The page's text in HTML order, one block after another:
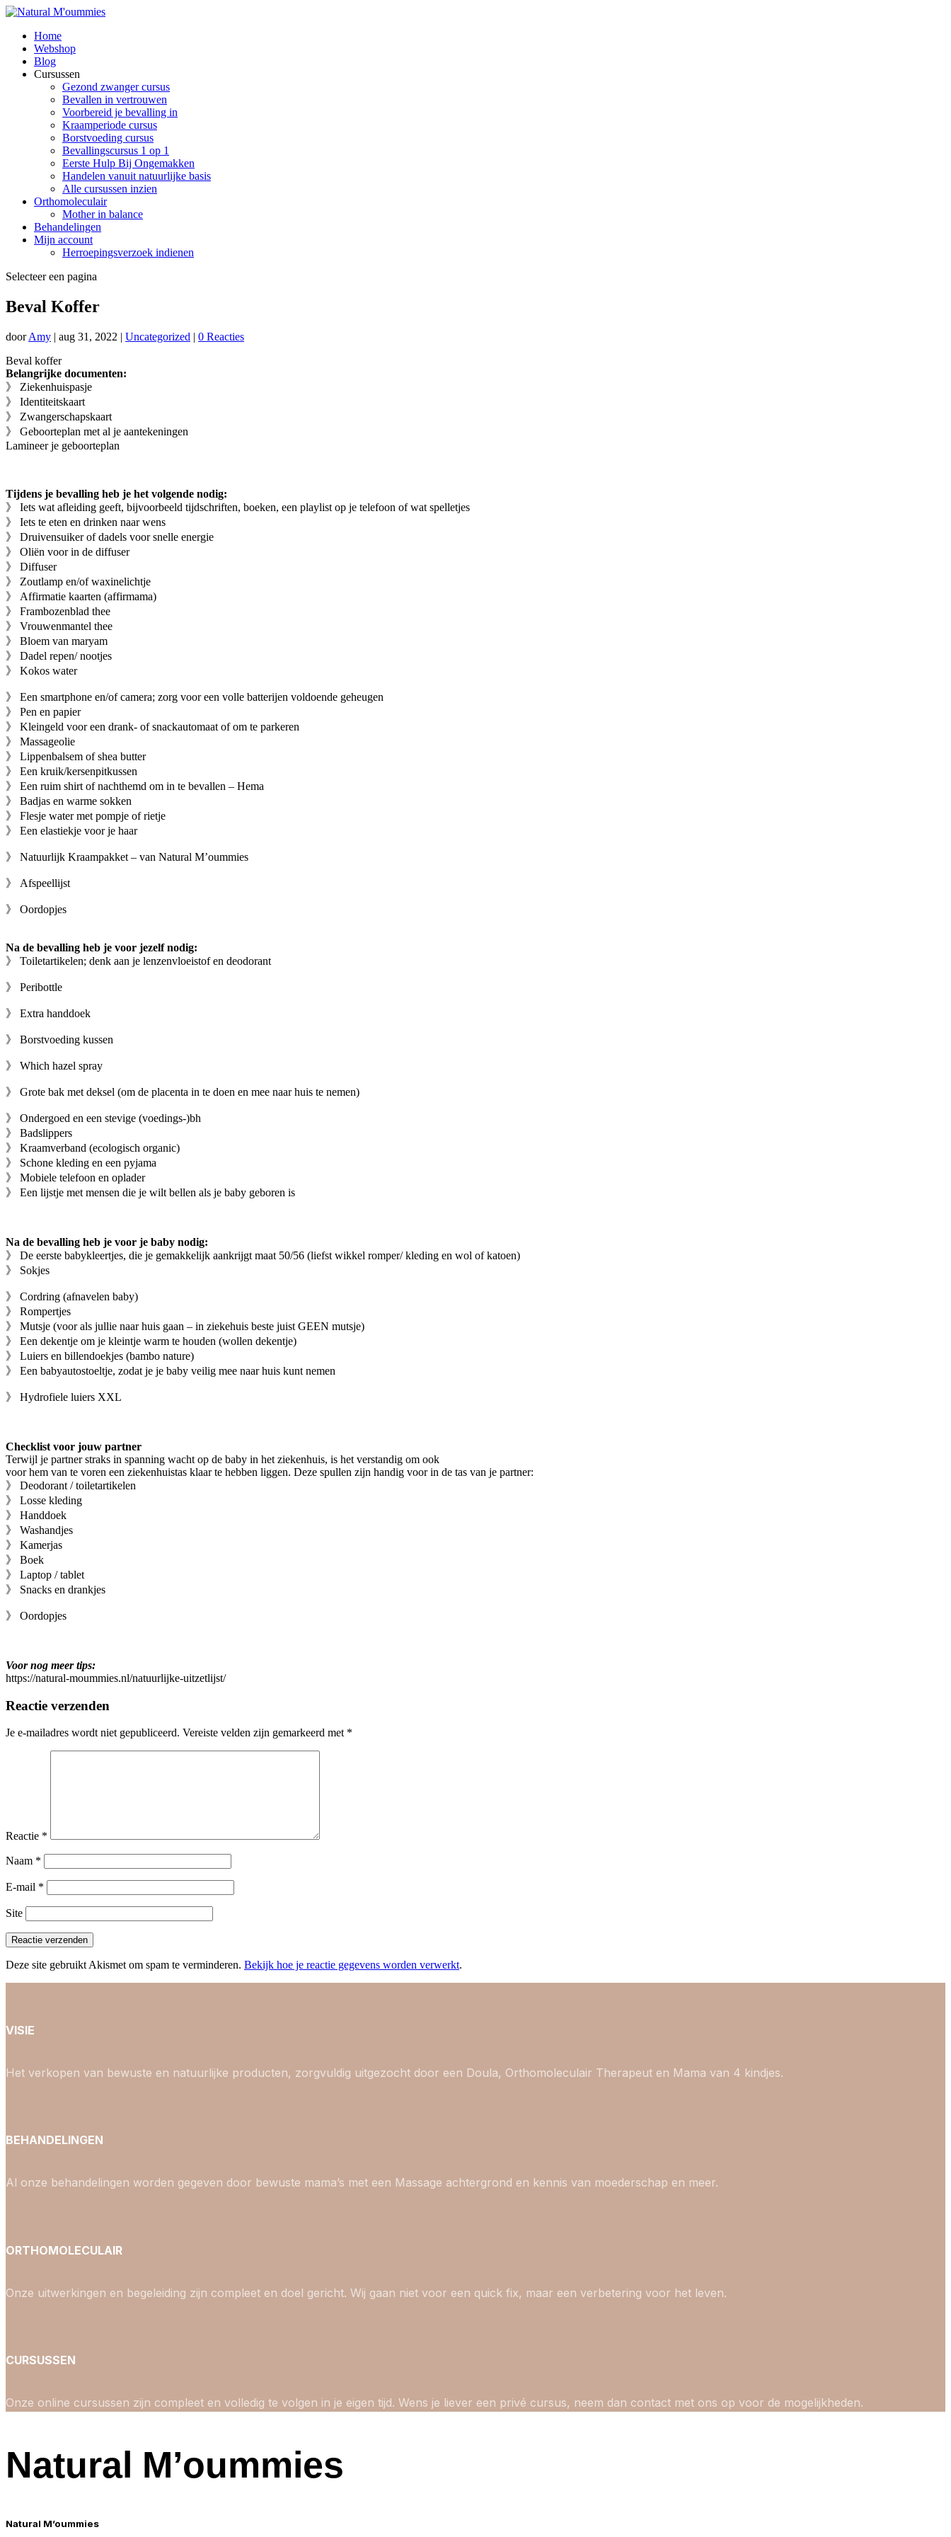
Home
Webshop
Blog
Cursussen
Gezond zwanger cursus
Bevallen in vertrouwen
Voorbereid je bevalling in
Kraamperiode cursus
Borstvoeding cursus
Bevallingscursus 1 op 1
Eerste Hulp Bij Ongemakken
Handelen vanuit natuurlijke basis
Alle cursussen inzien
Orthomoleculair
Mother in balance
Behandelingen
Mijn account
Herroepingsverzoek indienen
Selecteer een pagina
Beval Koffer
doorAmy | aug 31, 2022 | Uncategorized | 0 Reacties
Beval koffer
Belangrijke documenten:
》 Ziekenhuispasje
》 Identiteitskaart
》 Zwangerschapskaart
》 Geboorteplan met al je aantekeningen
Lamineer je geboorteplan
Tijdens je bevalling heb je het volgende nodig:
》 Iets wat afleiding geeft, bijvoorbeeld tijdschriften, boeken, een playlist op je telefoon of wat spelletjes
》 Iets te eten en drinken naar wens
》 Druivensuiker of dadels voor snelle energie
》 Oliën voor in de diffuser
》 Diffuser
》 Zoutlamp en/of waxinelichtje
》 Affirmatie kaarten (affirmama)
》 Frambozenblad thee
》 Vrouwenmantel thee
》 Bloem van maryam
》 Dadel repen/ nootjes
》 Kokos water
》 Een smartphone en/of camera; zorg voor een volle batterijen voldoende geheugen
》 Pen en papier
》 Kleingeld voor een drank- of snackautomaat of om te parkeren
》 Massageolie
》 Lippenbalsem of shea butter
》 Een kruik/kersenpitkussen
》 Een ruim shirt of nachthemd om in te bevallen – Hema
》 Badjas en warme sokken
》 Flesje water met pompje of rietje
》 Een elastiekje voor je haar
》 Natuurlijk Kraampakket – van Natural M’oummies
》 Afspeellijst
》 Oordopjes
Na de bevalling heb je voor jezelf nodig:
》 Toiletartikelen; denk aan je lenzenvloeistof en deodorant
》 Peribottle
》 Extra handdoek
》 Borstvoeding kussen
》 Which hazel spray
》 Grote bak met deksel (om de placenta in te doen en mee naar huis te nemen)
》 Ondergoed en een stevige (voedings-)bh
》 Badslippers
》 Kraamverband (ecologisch organic)
》 Schone kleding en een pyjama
》 Mobiele telefoon en oplader
》 Een lijstje met mensen die je wilt bellen als je baby geboren is
Na de bevalling heb je voor je baby nodig:
》 De eerste babykleertjes, die je gemakkelijk aankrijgt maat 50/56 (liefst wikkel romper/ kleding en wol of katoen)
》 Sokjes
》 Cordring (afnavelen baby)
》 Rompertjes
》 Mutsje (voor als jullie naar huis gaan – in ziekehuis beste juist GEEN mutsje)
》 Een dekentje om je kleintje warm te houden (wollen dekentje)
》 Luiers en billendoekjes (bambo nature)
》 Een babyautostoeltje, zodat je je baby veilig mee naar huis kunt nemen
》 Hydrofiele luiers XXL
Checklist voor jouw partner
Terwijl je partner straks in spanning wacht op de baby in het ziekenhuis, is het verstandig om ook
voor hem van te voren een ziekenhuistas klaar te hebben liggen. Deze spullen zijn handig voor in de tas van je partner:
》 Deodorant / toiletartikelen
》 Losse kleding
》 Handdoek
》 Washandjes
》 Kamerjas
》 Boek
》 Laptop / tablet
》 Snacks en drankjes
》 Oordopjes
Voor nog meer tips:
https://natural-moummies.nl/natuurlijke-uitzetlijst/
Reactie verzenden
Je e-mailadres wordt niet gepubliceerd. Vereiste velden zijn gemarkeerd met *
Reactie *
Naam *
E-mail *
Site
Deze site gebruikt Akismet om spam te verminderen. Bekijk hoe je reactie gegevens worden verwerkt.
VISIE
Het verkopen van bewuste en natuurlijke producten, zorgvuldig uitgezocht door een Doula, Orthomoleculair Therapeut en Mama van 4 kindjes.
BEHANDELINGEN
Al onze behandelingen worden gegeven door bewuste mama’s met een Massage achtergrond en kennis van moederschap en meer.
ORTHOMOLECULAIR
Onze uitwerkingen en begeleiding zijn compleet en doel gericht. Wij gaan niet voor een quick fix, maar een verbetering voor het leven.
CURSUSSEN
Onze online cursussen zijn compleet en volledig te volgen in je eigen tijd. Wens je liever een privé cursus, neem dan contact met ons op voor de mogelijkheden.
Natural M’oummies
Natural M’oummies